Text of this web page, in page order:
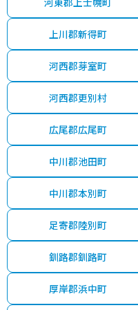
上川郡新得町
河西郡芽室町
河西郡更別村
広尾郡広尾町
中川郡池田町
中川郡本別町
足寄郡陸別町
釧路郡釧路町
厚岸郡浜中町